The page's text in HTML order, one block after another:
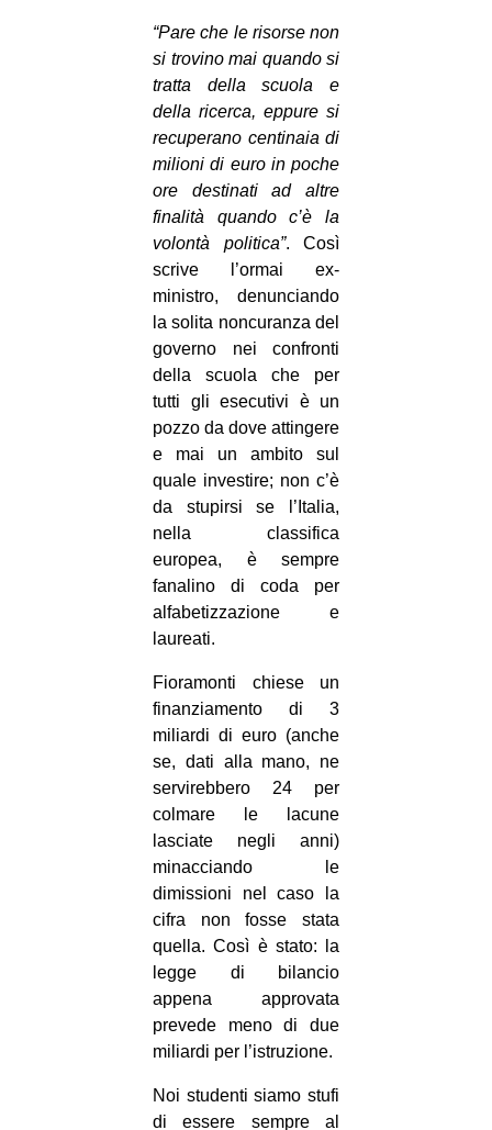
EUROPA
MEDIO ORIENTE
MONDO
EVENTI
in
Fb
tw
bsky
SEARCH
“Pare che le risorse non
si trovino mai quando si
tratta della scuola e
della ricerca, eppure si
recuperano centinaia di
milioni di euro in poche
ore destinati ad altre
finalità quando c’è la
volontà politica”. Così
scrive l’ormai ex-
ministro, denunciando
la solita noncuranza del
governo nei confronti
della scuola che per
tutti gli esecutivi è un
pozzo da dove attingere
e mai un ambito sul
quale investire; non c’è
da stupirsi se l’Italia,
nella classifica
europea, è sempre
fanalino di coda per
alfabetizzazione e
laureati.
Fioramonti chiese un
finanziamento di 3
miliardi di euro (anche
se, dati alla mano, ne
servirebbero 24 per
colmare le lacune
lasciate negli anni)
minacciando le
dimissioni nel caso la
cifra non fosse stata
quella. Così è stato: la
legge di bilancio
appena approvata
prevede meno di due
miliardi per l’istruzione.
Noi studenti siamo stufi
di essere sempre al